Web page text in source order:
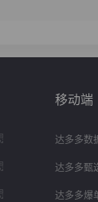
移动端
达多多数
达多多甄
达多多爆